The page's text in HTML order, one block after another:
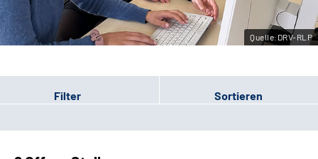
Leichte Sprache
Gebärdensprache
Quelle:DRV-RLP
Filter Sortieren